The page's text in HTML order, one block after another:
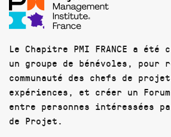
Le Chapitre PMI FRANCE a été
un groupe de bénévoles, pour
communauté des chefs de
expériences, et créer un
entre personnes intéressées
de Projet.